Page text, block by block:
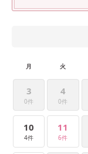
月 火
3
0件
4
0件
10
4件
11
6件